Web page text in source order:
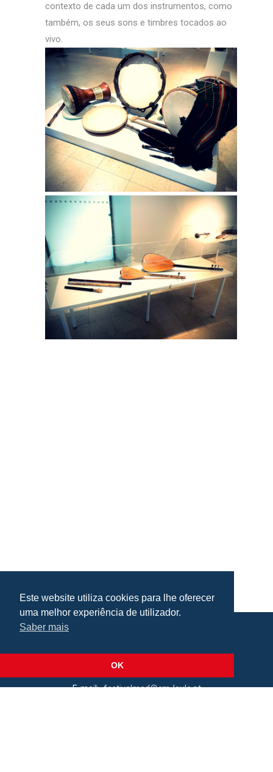
contexto de cada um dos instrumentos, como
também, os seus sons e timbres tocados ao
vivo.
Lat: 37.138173, Lng: -8.022273
E-mail: festivalmed@cm-loule.pt
Este website utiliza cookies para lhe oferecer
uma melhor experiência de utilizador.
Saber mais
OK